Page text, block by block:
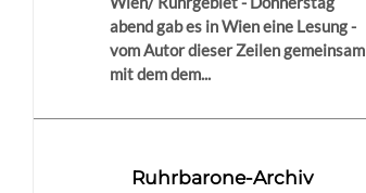
abend gab es in Wien eine Lesung -
vom Autor dieser Zeilen gemeinsam
mit dem dem...
Ruhrbarone-Archiv